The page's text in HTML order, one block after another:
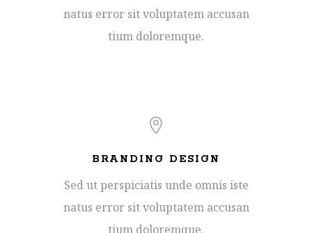
natus error sit voluptatem accusan
tium doloremque.
BRANDING DESIGN
Sed ut perspiciatis unde omnis iste
natus error sit voluptatem accusan
tium doloremque.